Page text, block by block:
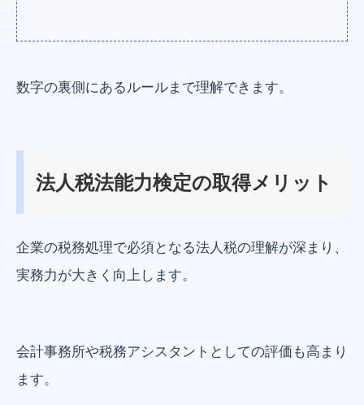
数字の裏側にあるルールまで理解できます。
法人税法能力検定の取得メリット
企業の税務処理で必須となる法人税の理解が深まり、
実務力が大きく向上します。
会計事務所や税務アシスタントとしての評価も高まり
ます。